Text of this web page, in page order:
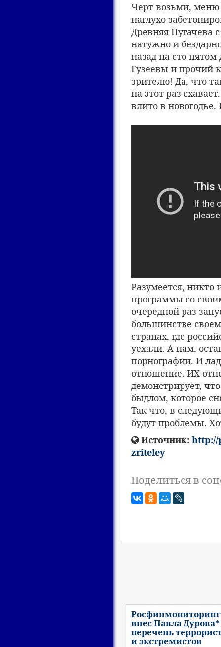
Черт возьми, меню
наглухо
Древняя Пугачева
натужно и
назад на сто
Гузеевы и прочий
зрителю! Да, что
на этот раз
влито в
Разумеется, никто
программы со
очередной раз
большинстве
странах, где
уехали. А нам,
порнографии. И
отношение. ИХ
демонстрирует,
быдлом, которое
Так что, в
будут проблемы.
Источник: http://
zriteley
Поделиться в
Росфинмониторинг
внес Павла
перечень
и экстремистов